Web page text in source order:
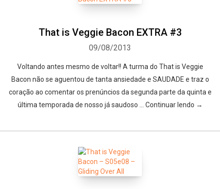
That is Veggie Bacon EXTRA #3
09/08/2013
Voltando antes mesmo de voltar!! A turma do That is Veggie
Bacon não se aguentou de tanta ansiedade e SAUDADE e traz o
coração ao comentar os prenúncios da segunda parte da quinta e
última temporada de nosso já saudoso … Continuar lendo →